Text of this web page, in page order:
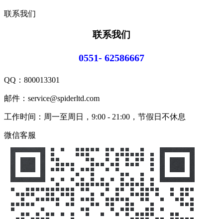
联系我们
联系我们
0551- 62586667
QQ： 800013301
邮件：service@spiderltd.com
工作时间：周一至周日，9:00 - 21:00，节假日不休息
微信客服